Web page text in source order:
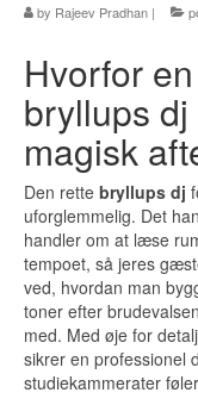
by Rajeev Pradhan |
Hvorfor
bryllups
magisk
Den rette bryllups dj
uforglemmelig. Det
handler om at læse
tempoet, så jeres
ved, hvordan man
toner efter
med. Med øje for
sikrer en professionel
studiekammerater